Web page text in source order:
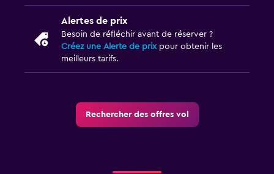
Alertes de prix
Besoin de réfléchir avant de réserver ?
Créez une Alerte de prix pour obtenir les
meilleurs tarifs.
Rechercher des offres vol